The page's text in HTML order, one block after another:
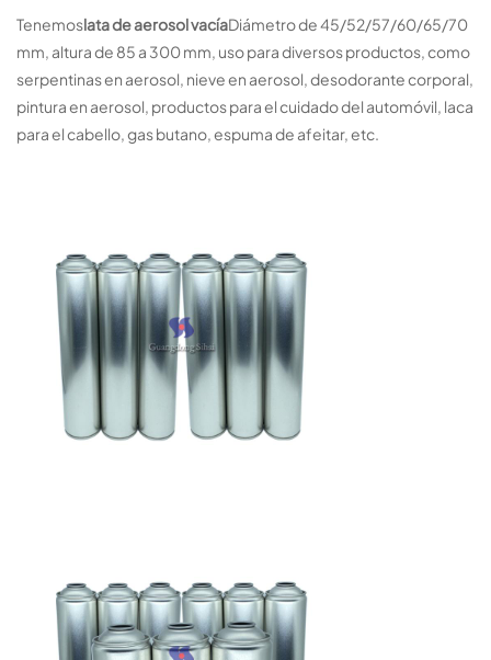
Tenemoslata de aerosol vacíaDiámetro de 45/52/57/60/65/70
mm, altura de 85 a 300 mm, uso para diversos productos, como
serpentinas en aerosol, nieve en aerosol, desodorante corporal,
pintura en aerosol, productos para el cuidado del automóvil, laca
para el cabello, gas butano, espuma de afeitar, etc.